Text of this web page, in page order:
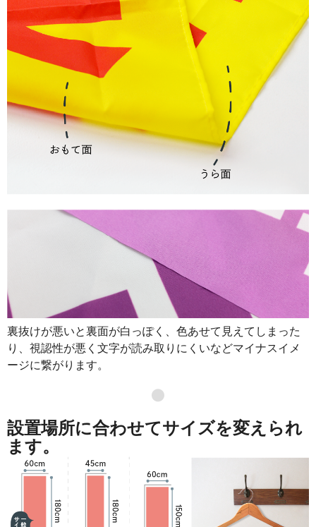
裏抜けが悪いと裏面が白っぽく、色あせて見えてしまった
り、視認性が悪く文字が読み取りにくいなどマイナスイメ
ージに繋がります。
●
設置場所に合わせてサイズを変えられ
ます。